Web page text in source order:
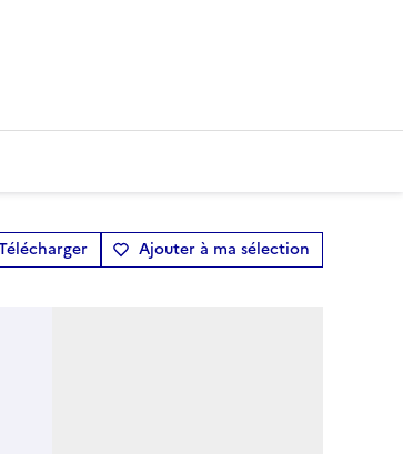
Ajouter à ma sélection